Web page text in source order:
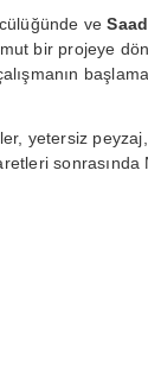
ve
bir projeye
yetersiz
sonrasında